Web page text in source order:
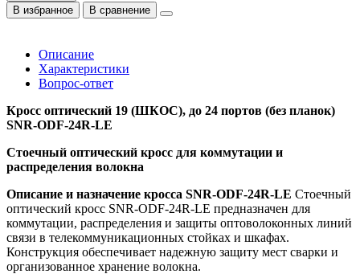
В избранное
В сравнение
Описание
Характеристики
Вопрос-ответ
Кросс оптический 19 (ШКОС), до 24 портов (без планок)
SNR-ODF-24R-LE
Стоечный оптический кросс для коммутации и
распределения волокна
Описание и назначение кросса SNR-ODF-24R-LE Стоечный
оптический кросс SNR-ODF-24R-LE предназначен для
коммутации, распределения и защиты оптоволоконных линий
связи в телекоммуникационных стойках и шкафах.
Конструкция обеспечивает надежную защиту мест сварки и
организованное хранение волокна.